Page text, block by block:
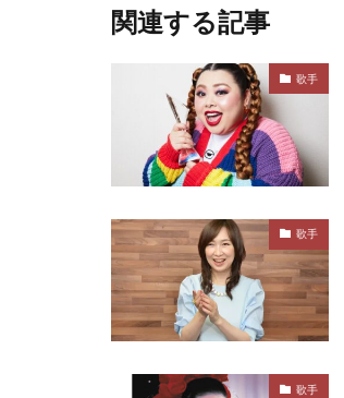
関連する記事
歌手
歌手
歌手